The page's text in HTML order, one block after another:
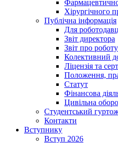
Хірургічного
Публічна інформація
Для
Звіт директора
Звіт про
Колективний
Ліцензія та
Положення,
Статут
Фінансова
Цивільна
Студентський
Контакти
Вступнику
Вступ 2026